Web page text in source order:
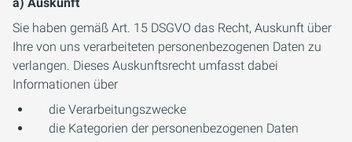
Sie haben gemäß Art. 15 DSGVO das Recht, Auskunft über
Ihre von uns verarbeiteten personenbezogenen Daten zu
verlangen. Dieses Auskunftsrecht umfasst dabei
Informationen über
die Verarbeitungszwecke
die Kategorien der personenbezogenen Daten